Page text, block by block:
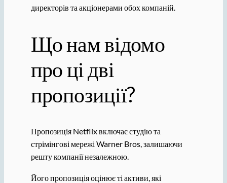
директорів та акціонерами обох компаній.
Що нам відомо
про ці дві
пропозиції?
Пропозиція Netflix включає студію та
стрімінгові мережі Warner Bros, залишаючи
решту компанії незалежною.
Його пропозиція оцінює ті активи, які